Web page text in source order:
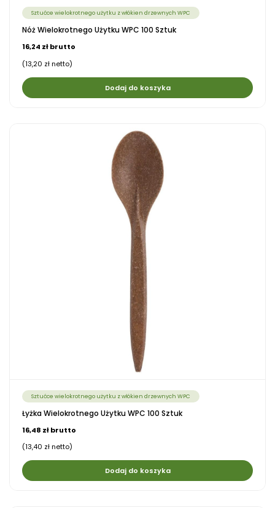
Sztućce wielokrotnego użytku z włókien drzewnych WPC
Nóż Wielokrotnego Użytku WPC 100 Sztuk
16,24 zł brutto
(13,20 zł netto)
Dodaj do koszyka
Sztućce wielokrotnego użytku z włókien drzewnych WPC
Łyżka Wielokrotnego Użytku WPC 100 Sztuk
16,48 zł brutto
(13,40 zł netto)
Dodaj do koszyka